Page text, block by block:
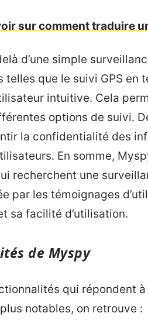
sur comment traduire
d’une simple
que le suivi GPS en
intuitive. Cela
options de suivi.
la confidentialité des
En somme,
recherchent une
par les témoignages
sa facilité d’utilisation.
de Myspy
qui répondent
notables, on retrouve :